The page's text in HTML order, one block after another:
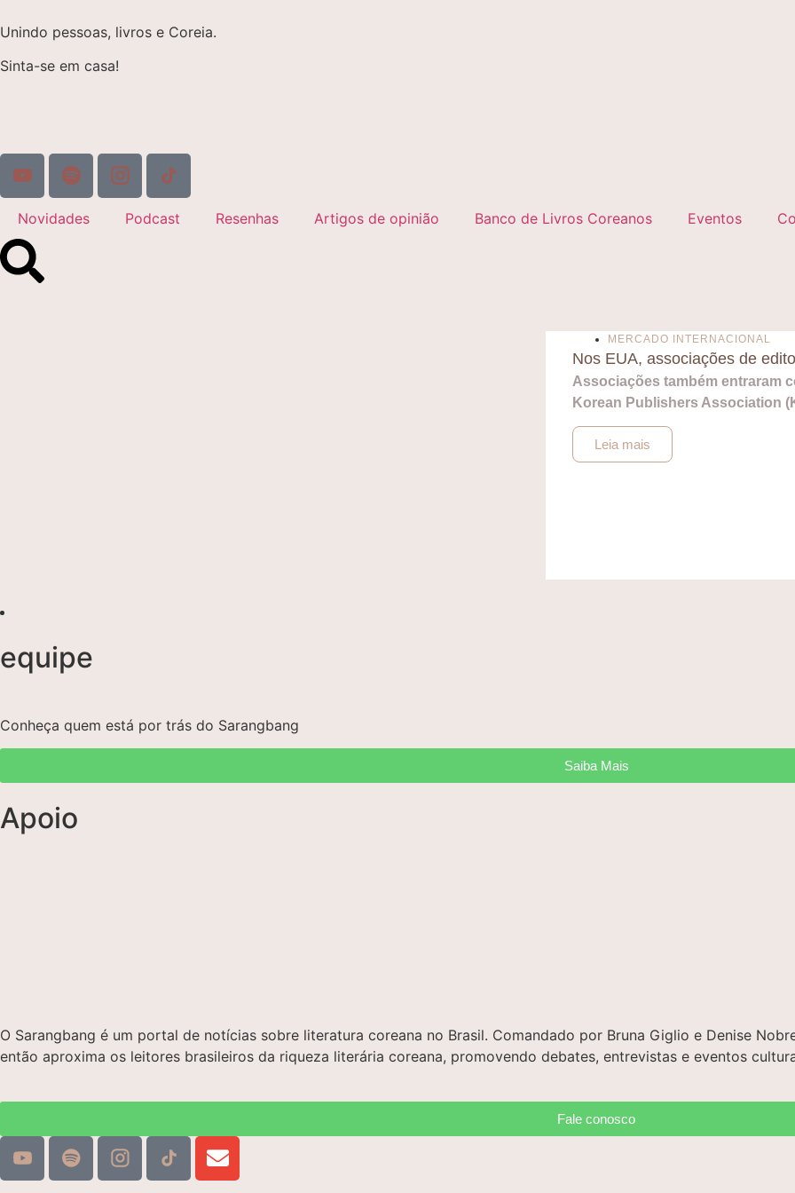
Unindo pessoas, livros e Coreia.
Sinta-se em casa!
Novidades Podcast Resenhas Artigos de opinião Banco de Livros Coreanos Eventos
MERCADO INTERNACIONAL
Nos EUA, associações de
Associações também entraram
Korean Publishers Association
Leia mais
equipe
Conheça quem está por trás do Sarangbang
Saiba Mais
Apoio
O Sarangbang é um portal de notícias sobre literatura coreana no Brasil. Comandado por Bruna Giglio e Denise
então aproxima os leitores brasileiros da riqueza literária coreana, promovendo debates, entrevistas e eventos
Fale conosco